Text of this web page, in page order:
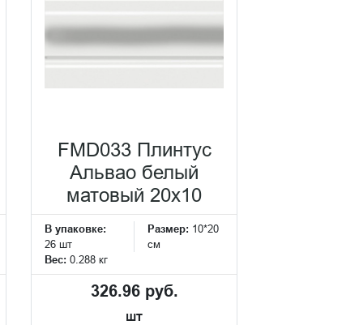
FMD033 Плинтус
Альвао белый
матовый 20x10
В упаковке:
26 шт
Размер: 10*20
см
Вес: 0.288 кг
326.96 руб.
шт